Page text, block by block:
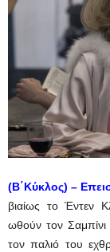
(Β΄Κύκλος) –
βιαίως το Έντεν
ωθούν τον Σαμπίνι
τον παλιό του